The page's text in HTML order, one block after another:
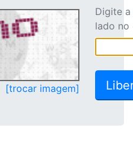
[trocar imagem]
Digite
lado no